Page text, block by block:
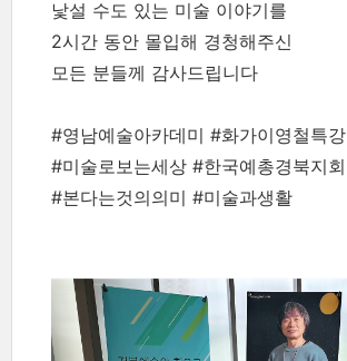
낯설 수도 있는 미술 이야기를
2시간 동안 몰입해 경청해주신
모든 분들께 감사드립니다
#영남예술아카데미 #화가이영철특강
#미술로보는세상 #한국예총경북지회
#본다는것의의미 #미술과생활